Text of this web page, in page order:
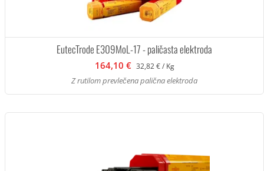
EutecTrode E309MoL-17 - paličasta elektroda
164,10 € 32,82 € / Kg
Z rutilom prevlečena palična elektroda